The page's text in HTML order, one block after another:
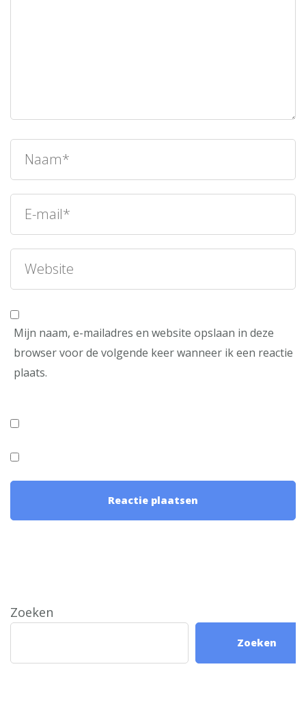
Mijn naam, e-mailadres en website opslaan in deze
browser voor de volgende keer wanneer ik een reactie
plaats.
Zoeken
Zoeken